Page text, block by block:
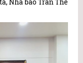
Nhà báo Trần Thế